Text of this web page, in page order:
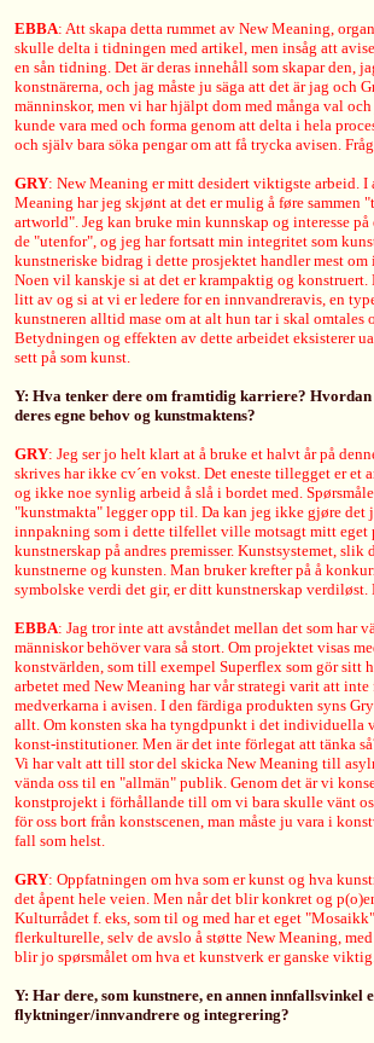
EBBA: Att skapa detta rummet av New Meaning,
skulle delta i tidningen med artikel, men insåg att
en sån tidning. Det är deras innehåll som skapar den,
konstnärerna, och jag måste ju säga att det är jag och
männinskor, men vi har hjälpt dom med många val
kunde vara med och forma genom att delta i hela
och själv bara söka pengar om att få trycka avisen.
GRY: New Meaning er mitt desidert viktigste arbeid. I
Meaning har jeg skjønt at det er mulig å føre sammen
artworld". Jeg kan bruke min kunnskap og interesse på
de "utenfor", og jeg har fortsatt min integritet som
kunstneriske bidrag i dette prosjektet handler mest
Noen vil kanskje si at det er krampaktig og konstruert.
litt av og si at vi er ledere for en innvandreravis, en
kunstneren alltid mase om at alt hun tar i skal omtales
Betydningen og effekten av dette arbeidet eksisterer
sett på som kunst.
Y: Hva tenker dere om framtidig karriere? Hvordan
deres egne behov og kunstmaktens?
GRY: Jeg ser jo helt klart at å bruke et halvt år på
skrives har ikke cv´en vokst. Det eneste tillegget er
og ikke noe synlig arbeid å slå i bordet med.
"kunstmakta" legger opp til. Da kan jeg ikke gjøre
innpakning som i dette tilfellet ville motsagt mitt eget
kunstnerskap på andres premisser. Kunstsystemet,
kunstnerne og kunsten. Man bruker krefter på å
symbolske verdi det gir, er ditt kunstnerskap
EBBA: Jag tror inte att avståndet mellan det som har
människor behöver vara så stort. Om projektet visas
konstvärlden, som till exempel Superflex som gör sitt
arbetet med New Meaning har vår strategi varit att
medverkarna i avisen. I den färdiga produkten syns
allt. Om konsten ska ha tyngdpunkt i det individuella
konst-institutioner. Men är det inte förlegat att tänka
Vi har valt att till stor del skicka New Meaning till
vända oss til en "allmän" publik. Genom det är vi
konstprojekt i förhållande till om vi bara skulle vänt
för oss bort från konstscenen, man måste ju vara i
fall som helst.
GRY: Oppfatningen om hva som er kunst og hva
det åpent hele veien. Men når det blir konkret og
Kulturrådet f. eks, som til og med har et eget
flerkulturelle, selv de avslo å støtte New Meaning,
blir jo spørsmålet om hva et kunstverk er ganske
Y: Har dere, som kunstnere, en annen innfallsvinkel
flyktninger/innvandrere og integrering?